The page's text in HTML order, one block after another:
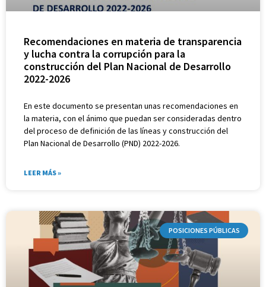
Recomendaciones en materia de transparencia
y lucha contra la corrupción para la
construcción del Plan Nacional de Desarrollo
2022-2026
En este documento se presentan unas recomendaciones en
la materia, con el ánimo que puedan ser consideradas dentro
del proceso de definición de las líneas y construcción del
Plan Nacional de Desarrollo (PND) 2022-2026.
LEER MÁS »
POSICIONES PÚBLICAS